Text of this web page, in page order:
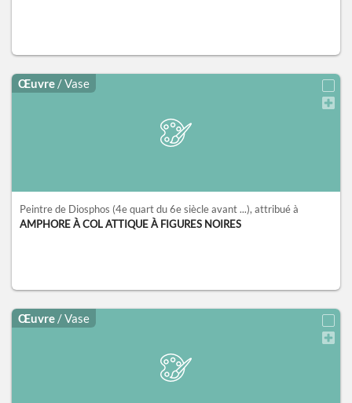
Œuvre / Vase
Peintre de Diosphos (4e quart du 6e siècle avant ...), attribué à
AMPHORE À COL ATTIQUE À FIGURES NOIRES
Œuvre / Vase